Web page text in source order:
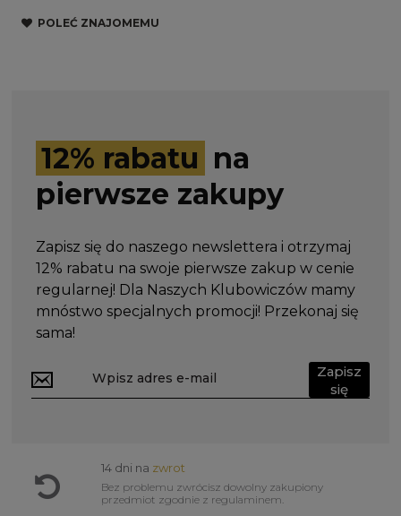
POLEĆ ZNAJOMEMU
12% rabatu na
pierwsze zakupy
Zapisz się do naszego newslettera i otrzymaj
12% rabatu na swoje pierwsze zakup w cenie
regularnej! Dla Naszych Klubowiczów mamy
mnóstwo specjalnych promocji! Przekonaj się
sama!
Zapisz
się
14 dni na zwrot
Bez problemu zwrócisz dowolny zakupiony
przedmiot zgodnie z regulaminem.